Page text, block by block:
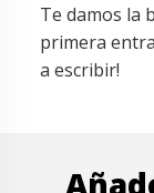
Te damos la
primera
a escribir!